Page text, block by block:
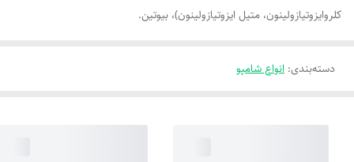
کلروایزوتیازولینون، متیل ایزوتیازولینون)، بیوتین.
دسته‌بندی: انواع شامپو